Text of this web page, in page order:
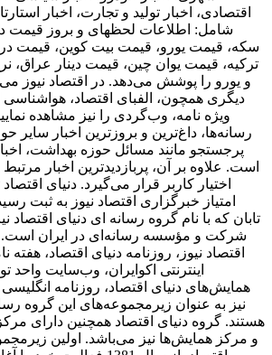
اقتصادی، اخبار تولید و تجارت، اخبار
شامل: اطلاعات لحظهای و بروز قیمت
سکه، قیمت یورو، قیمت بیت کوین، قیمت
ترکیه، قیمت یوان چین، قیمت دینار عراق،
و یورو را پوشش می‌دهد. در اقتصاد نیوز
دیگری همچون، الفبای اقتصاد، هواشناسی
ویژه نامه، وب‌گردی را نیز مشاهده
رسانه‌ها، داغ‌ترین و بروزترین اخبار سایر
پرجستجو مانند مسائل حوزه بهداشت،
است. علاوه بر آن، پربازدیدترین اخبار
اختیار کاربر قرار می‌گیرد. دنیای
امتیاز خبرگزاری اقتصاد نیوز به ثبت
تابان که با نام گروه رسانه ای دنیای اقتصاد
شرکت و مؤسسه رسانه‌ای در ایران است.
اقتصاد نیوز، روزنامه دنیای اقتصاد،
اینترنتی اکوایران، وب‌سایت
همایش‌های دنیای اقتصاد، روزنامه انگلیسی
نیز به عنوان زیرمجموعه‌های این گروه
هستند. گروه دنیای اقتصاد همچنین دارای
و مرکز همایش‌ها نیز می‌باشد. اولین